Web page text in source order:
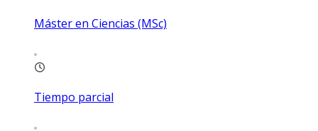
Máster en Ciencias (MSc)
Tiempo parcial